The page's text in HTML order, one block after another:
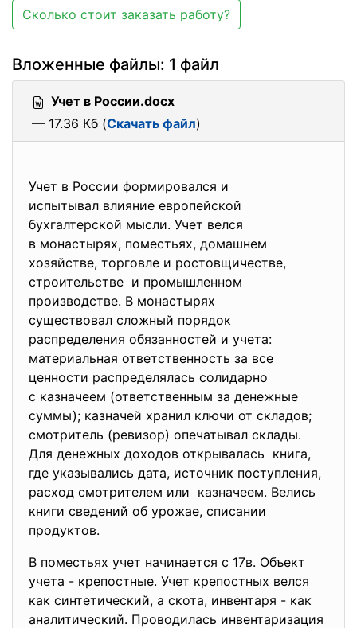
Сколько стоит заказать работу?
Вложенные файлы: 1 файл
Учет в России.docx
— 17.36 Кб (Скачать файл)
Учет в России формировался и
испытывал влияние европейской
бухгалтерской мысли. Учет велся
в монастырях, поместьях, домашнем
хозяйстве, торговле и ростовщичестве,
строительстве и промышленном
производстве. В монастырях
существовал сложный порядок
распределения обязанностей и учета:
материальная ответственность за все
ценности распределялась солидарно
с казначеем (ответственным за денежные
суммы); казначей хранил ключи от складов;
смотритель (ревизор) опечатывал склады.
Для денежных доходов открывалась книга,
где указывались дата, источник поступления,
расход смотрителем или казначеем. Велись
книги сведений об урожае, списании
продуктов.
В поместьях учет начинается с 17в. Объект
учета - крепостные. Учет крепостных велся
как синтетический, а скота, инвентаря - как
аналитический. Проводилась инвентаризация